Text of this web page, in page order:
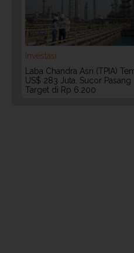
Investasi
Laba Chandra Asri (TPIA)
US$ 283 Juta, Sucor Pasang
Target di Rp 6.200